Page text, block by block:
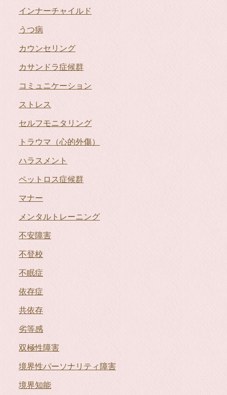
インナーチャイルド
うつ病
カウンセリング
カサンドラ症候群
コミュニケーション
ストレス
セルフモニタリング
トラウマ（心的外傷）
ハラスメント
ペットロス症候群
マナー
メンタルトレーニング
不安障害
不登校
不眠症
依存症
共依存
劣等感
双極性障害
境界性パーソナリティ障害
境界知能